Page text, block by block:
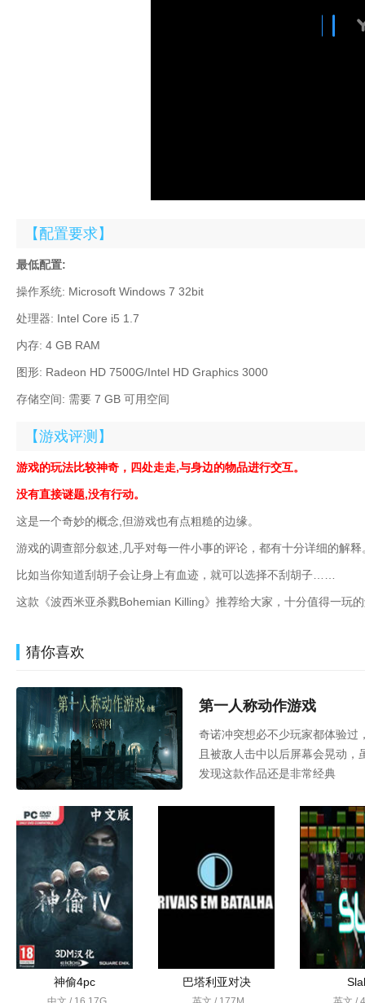
【配置要求】
最低配置:
操作系统: Microsoft Windows 7 32bit
处理器: Intel Core i5 1.7
内存: 4 GB RAM
图形: Radeon HD 7500G/Intel HD Graphics 3000
存储空间: 需要 7 GB 可用空间
【游戏评测】
游戏的玩法比较神奇，四处走走,与身边的物品进行交互。
没有直接谜题,没有行动。
这是一个奇妙的概念,但游戏也有点粗糙的边缘。
游戏的调查部分叙述,几乎对每一件小事的评论，都有十分详细的解释
比如当你知道刮胡子会让身上有血迹，就可以选择不刮胡子……
这款《波西米亚杀戮Bohemian Killing》推荐给大家，十分值得一玩
猜你喜欢
第一人称动作游戏
奇诺冲突想必不少玩家都体验过
且被敌人击中以后屏幕会晃动
发现这款作品还是非常经典
神偷4pc 巴塔利亚对决